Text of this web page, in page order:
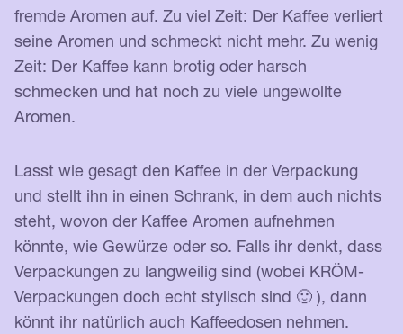
fremde Aromen auf. Zu viel Zeit: Der Kaffee verliert
seine Aromen und schmeckt nicht mehr. Zu wenig
Zeit: Der Kaffee kann brotig oder harsch
schmecken und hat noch zu viele ungewollte
Aromen.
Lasst wie gesagt den Kaffee in der Verpackung
und stellt ihn in einen Schrank, in dem auch nichts
steht, wovon der Kaffee Aromen aufnehmen
könnte, wie Gewürze oder so. Falls ihr denkt, dass
Verpackungen zu langweilig sind (wobei KRÖM-
Verpackungen doch echt stylisch sind 🙂 ), dann
könnt ihr natürlich auch Kaffeedosen nehmen.